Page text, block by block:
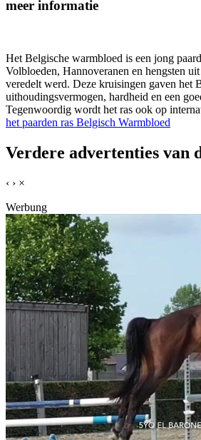
meer informatie
Het Belgische warmbloed is een jong
Volbloeden, Hannoveranen en hengsten
veredelt werd. Deze kruisingen gaven het
uithoudingsvermogen, hardheid en een
Tegenwoordig wordt het ras ook op
het paarden ras Belgisch Warmbloed
Verdere advertenties van
‹ › ×
Werbung